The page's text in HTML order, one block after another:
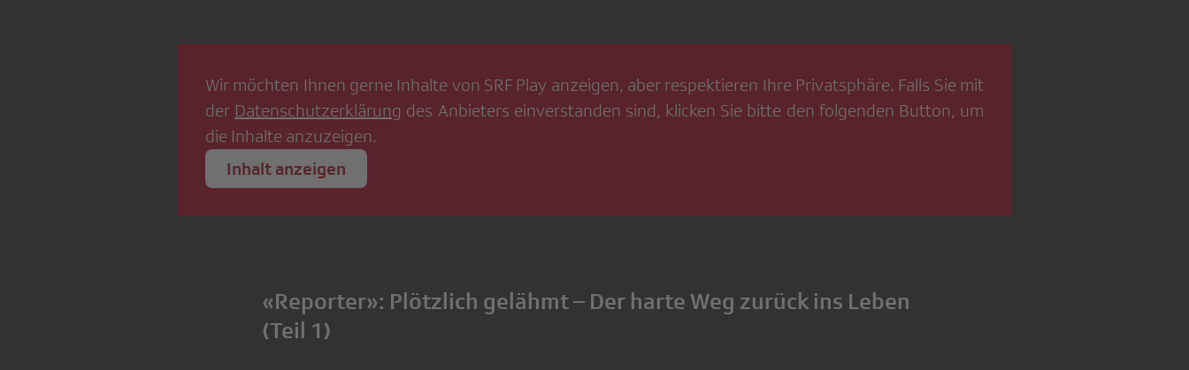
Wir möchten Ihnen gerne Inhalte von SRF Play anzeigen, aber respektieren Ihre Privatsphäre. Falls Sie mit
der Datenschutzerklärung des Anbieters einverstanden sind, klicken Sie bitte den folgenden Button, um
die Inhalte anzuzeigen.
Inhalt anzeigen
«Reporter»: Plötzlich gelähmt – Der harte Weg zurück ins Leben
(Teil 1)